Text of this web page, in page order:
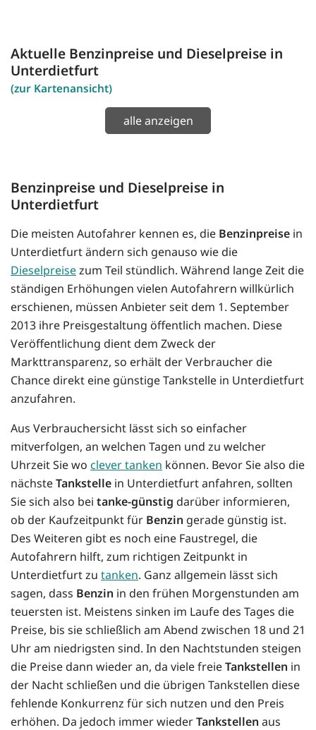
Aktuelle Benzinpreise und Dieselpreise in
Unterdietfurt
(zur Kartenansicht)
alle anzeigen
Benzinpreise und Dieselpreise in
Unterdietfurt
Die meisten Autofahrer kennen es, die Benzinpreise in
Unterdietfurt ändern sich genauso wie die
Dieselpreisezum Teil stündlich. Während lange Zeit die
ständigen Erhöhungen vielen Autofahrern willkürlich
erschienen, müssen Anbieter seit dem 1. September
2013 ihre Preisgestaltung öffentlich machen. Diese
Veröffentlichung dient dem Zweck der
Markttransparenz, so erhält der Verbraucher die
Chance direkt eine günstige Tankstelle in Unterdietfurt
anzufahren.
Aus Verbrauchersicht lässt sich so einfacher
mitverfolgen, an welchen Tagen und zu welcher
Uhrzeit Sie wo clever tanken können. Bevor Sie also die
nächsteTankstelle in Unterdietfurt anfahren, sollten
Sie sich also bei tanke-günstig darüber informieren,
ob der Kaufzeitpunkt für Benzin gerade günstig ist.
Des Weiteren gibt es noch eine Faustregel, die
Autofahrern hilft, zum richtigen Zeitpunkt in
Unterdietfurt zu tanken. Ganz allgemein lässt sich
sagen, dass Benzin in den frühen Morgenstunden am
teuersten ist. Meistens sinken im Laufe des Tages die
Preise, bis sie schließlich am Abend zwischen 18 und 21
Uhr am niedrigsten sind. In den Nachtstunden steigen
die Preise dann wieder an, da viele freieTankstellen in
der Nacht schließen und die übrigen Tankstellen diese
fehlende Konkurrenz für sich nutzen und den Preis
erhöhen. Da jedoch immer wiederTankstellen aus